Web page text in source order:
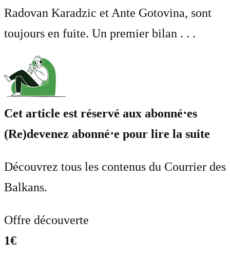
Radovan Karadzic et Ante Gotovina, sont
toujours en fuite. Un premier bilan . . .
Cet article est réservé aux abonné⋅es
(Re)devenez abonné⋅e pour lire la suite
Découvrez tous les contenus du Courrier des
Balkans.
Offre découverte
1€